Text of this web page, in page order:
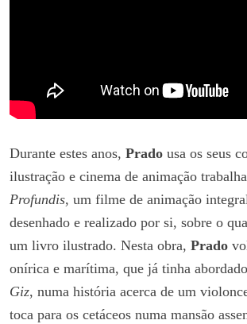
Durante estes anos, Prado usa os seus
ilustração e cinema de animação
Profundis, um filme de animação
desenhado e realizado por si, sobre o
um livro ilustrado. Nesta obra, Prado
onírica e marítima, que já tinha
Giz, numa história acerca de um
toca para os cetáceos numa mansão